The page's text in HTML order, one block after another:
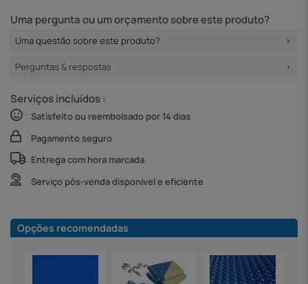
Uma pergunta ou um orçamento sobre este produto?
Uma questão sobre este produto?
Perguntas & respostas
Serviços incluídos :
Satisfeito ou reembolsado por 14 dias
Pagamento seguro
Entrega com hora marcada
Serviço pós-venda disponível e eficiente
Opções recomendadas